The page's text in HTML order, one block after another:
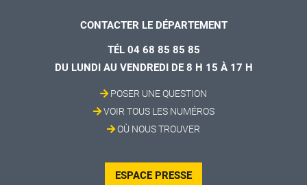
CONTACTER LE DÉPARTEMENT
TÉL 04 68 85 85 85
DU LUNDI AU VENDREDI DE 8 H 15 À 17 H
POSER UNE QUESTION
VOIR TOUS LES NUMÉROS
OÙ NOUS TROUVER
ESPACE PRESSE